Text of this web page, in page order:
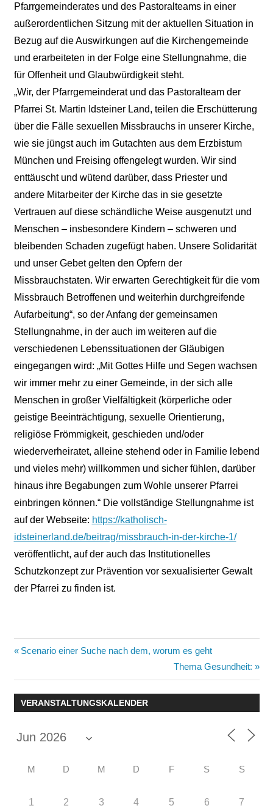
Pfarrgemeinderates und des Pastoralteams in einer
außerordentlichen Sitzung mit der aktuellen Situation in
Bezug auf die Auswirkungen auf die Kirchengemeinde
und erarbeiteten in der Folge eine Stellungnahme, die
für Offenheit und Glaubwürdigkeit steht.
„Wir, der Pfarrgemeinderat und das Pastoralteam der
Pfarrei St. Martin Idsteiner Land, teilen die Erschütterung
über die Fälle sexuellen Missbrauchs in unserer Kirche,
wie sie jüngst auch im Gutachten aus dem Erzbistum
München und Freising offengelegt wurden. Wir sind
enttäuscht und wütend darüber, dass Priester und
andere Mitarbeiter der Kirche das in sie gesetzte
Vertrauen auf diese schändliche Weise ausgenutzt und
Menschen – insbesondere Kindern – schweren und
bleibenden Schaden zugefügt haben. Unsere Solidarität
und unser Gebet gelten den Opfern der
Missbrauchstaten. Wir erwarten Gerechtigkeit für die vom
Missbrauch Betroffenen und weiterhin durchgreifende
Aufarbeitung“, so der Anfang der gemeinsamen
Stellungnahme, in der auch im weiteren auf die
verschiedenen Lebenssituationen der Gläubigen
eingegangen wird: „Mit Gottes Hilfe und Segen wachsen
wir immer mehr zu einer Gemeinde, in der sich alle
Menschen in großer Vielfältigkeit (körperliche oder
geistige Beeinträchtigung, sexuelle Orientierung,
religiöse Frömmigkeit, geschieden und/oder
wiederverheiratet, alleine stehend oder in Familie lebend
und vieles mehr) willkommen und sicher fühlen, darüber
hinaus ihre Begabungen zum Wohle unserer Pfarrei
einbringen können.“ Die vollständige Stellungnahme ist
auf der Webseite: https://katholisch-
idsteinerland.de/beitrag/missbrauch-in-der-kirche-1/
veröffentlicht, auf der auch das Institutionelles
Schutzkonzept zur Prävention vor sexualisierter Gewalt
der Pfarrei zu finden ist.
Beitragsnavigation
Vorheriger
Scenario einer Suche nach dem, worum es geht
Nächster
Beitrag:
Thema Gesundheit:
VERANSTALTUNGSKALENDER
M D M D F S S
1 2 3 4 5 6 7